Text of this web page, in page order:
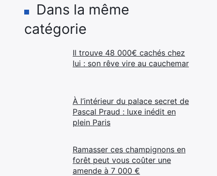
Dans la même
catégorie
Il trouve 48 000€ cachés chez
lui : son rêve vire au cauchemar
À l’intérieur du palace secret de
Pascal Praud : luxe inédit en
plein Paris
Ramasser ces champignons en
forêt peut vous coûter une
amende à 7 000 €